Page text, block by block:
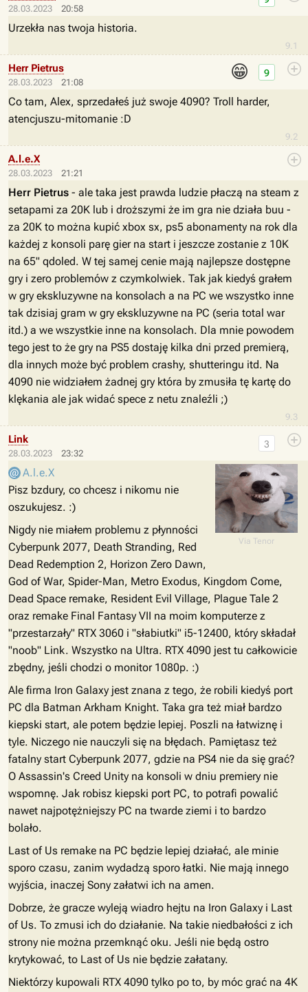
28.03.2023 20:58
9.1
Urzekła nas twoja historia.
28.03.2023 21:08
😁
9.2
9
Herr Pietrus
Co tam, Alex, sprzedałeś już swoje 4090? Troll harder,
atencjuszu-mitomanie :D
28.03.2023 21:21
9.3
A.l.e.X
Herr Pietrus - ale taka jest prawda ludzie płaczą na steam z
setapami za 20K lub i droższymi że im gra nie działa buu -
za 20K to można kupić xbox sx, ps5 abonamenty na rok dla
każdej z konsoli parę gier na start i jeszcze zostanie z 10K
na 65" qdoled. W tej samej cenie mają najlepsze dostępne
gry i zero problemów z czymkolwiek. Tak jak kiedyś grałem
w gry ekskluzywne na konsolach a na PC we wszystko inne
tak dzisiaj gram w gry ekskluzywne na PC (seria total war
itd.) a we wszystkie inne na konsolach. Dla mnie powodem
tego jest to że gry na PS5 dostaję kilka dni przed premierą,
dla innych może być problem crashy, shutteringu itd. Na
4090 nie widziałem żadnej gry która by zmusiła tę kartę do
klękania ale jak widać spece z netu znaleźli ;)
28.03.2023 23:32
3
Link
Via Tenor
A.l.e.X
Pisz bzdury, co chcesz i nikomu nie
oszukujesz. :)
Nigdy nie miałem problemu z płynności
Cyberpunk 2077, Death Stranding, Red
Dead Redemption 2, Horizon Zero Dawn,
God of War, Spider-Man, Metro Exodus, Kingdom Come,
Dead Space remake, Resident Evil Village, Plague Tale 2
oraz remake Final Fantasy VII na moim komputerze z
"przestarzały" RTX 3060 i "słabiutki" i5-12400, który składał
"noob" Link. Wszystko na Ultra. RTX 4090 jest tu całkowicie
zbędny, jeśli chodzi o monitor 1080p. :)
Ale firma Iron Galaxy jest znana z tego, że robili kiedyś port
PC dla Batman Arkham Knight. Taka gra też miał bardzo
kiepski start, ale potem będzie lepiej. Poszli na łatwiznę i
tyle. Niczego nie nauczyli się na błędach. Pamiętasz też
fatalny start Cyberpunk 2077, gdzie na PS4 nie da się grać?
O Assassin's Creed Unity na konsoli w dniu premiery nie
wspomnę. Jak robisz kiepski port PC, to potrafi powalić
nawet najpotężniejszy PC na twarde ziemi i to bardzo
bolało.
Last of Us remake na PC będzie lepiej działać, ale minie
sporo czasu, zanim wydadzą sporo łatki. Nie mają innego
wyjścia, inaczej Sony załatwi ich na amen.
Dobrze, że gracze wyleją wiadro hejtu na Iron Galaxy i Last
of Us. To zmusi ich do działanie. Na takie niedbałości z ich
strony nie można przemknąć oku. Jeśli nie będą ostro
krytykować, to Last of Us nie będzie załatany.
Niektórzy kupowali RTX 4090 tylko po to, by móc grać na 4K